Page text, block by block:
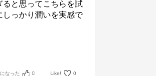
と思ってこちらを試
っかり潤いを実感で
なった 0 Like! 0